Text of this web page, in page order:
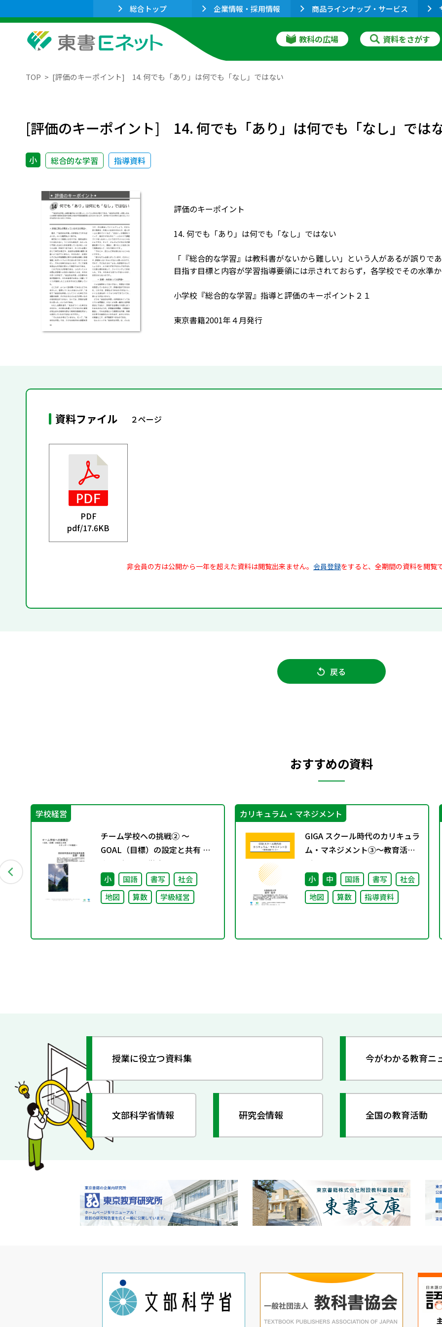
総合トップ 企業情報・採用情報 商品ラインナップ・サービス
教科の広場 資料をさがす
TOP [評価のキーポイント] 14. 何でも「あり」は何でも「なし」ではない
[評価のキーポイント] 14. 何でも「あり」は何でも「なし」では
小 総合的な学習 指導資料
評価のキーポイント
14. 何でも「あり」は何でも「なし」ではない
「『総合的な学習』は教科書がないから難しい」という人があるが誤り
目指す目標と内容が学習指導要領には示されておらず，各学校でその水準
小学校『総合的な学習』指導と評価のキーポイント２１
東京書籍2001年４月発行
資料ファイル ２ページ
PDF
pdf/17.6KB
非会員の方は公開から一年を超えた資料は閲覧出来ません。 会員登録をすると、全期間の資料を閲覧
戻る
おすすめの資料
学校経営
チーム学校への挑戦② ～
GOAL（目標）の設定と共有 ス
タンダードの徹底～
小 国語 書写
社会
地図
算数 学級経営
カリキュラム・マネジメント
GIGA スクール時代のカリキュラ
ム・マネジメント③〜教育活動
づくり～
小 中 国語 書写
社会
地図
算数 指導資料
授業に役立つ資料集 今がわかる教育ニ
文部科学省情報 研究会情報 全国の教育活動